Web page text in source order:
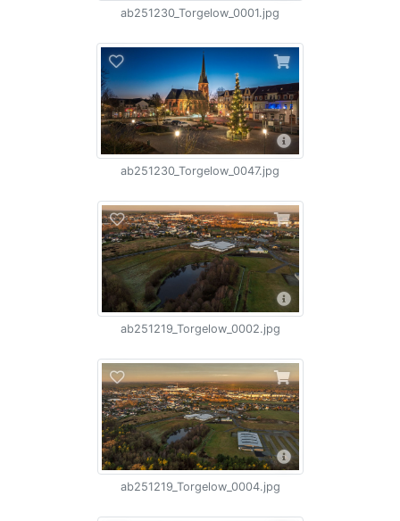
ab251230_Torgelow_0001.jpg
ab251230_Torgelow_0047.jpg
ab251219_Torgelow_0002.jpg
ab251219_Torgelow_0004.jpg